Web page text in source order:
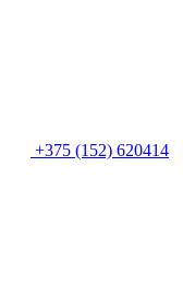
+375 (152) 620414